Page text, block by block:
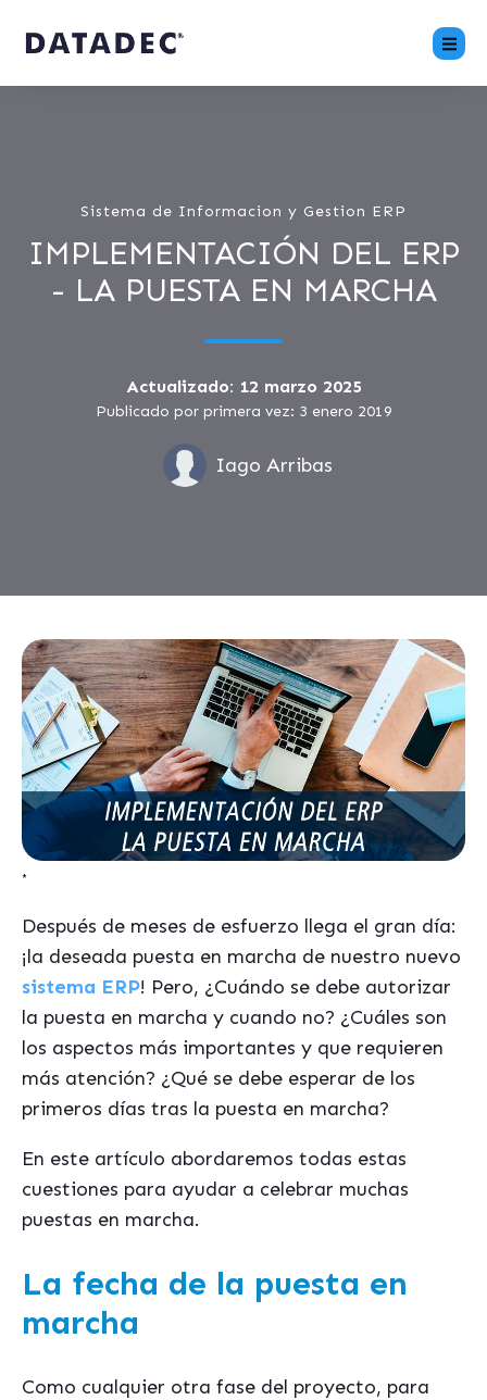
Sistema de Informacion y Gestion ERP
IMPLEMENTACIÓN DEL ERP
- LA PUESTA EN MARCHA
Actualizado: 12 marzo 2025
Publicado por primera vez: 3 enero 2019
Iago Arribas
*
Después de meses de esfuerzo llega el gran día:
¡la deseada puesta en marcha de nuestro nuevo
sistema ERP! Pero, ¿Cuándo se debe autorizar
la puesta en marcha y cuando no? ¿Cuáles son
los aspectos más importantes y que requieren
más atención? ¿Qué se debe esperar de los
primeros días tras la puesta en marcha?
En este artículo abordaremos todas estas
cuestiones para ayudar a celebrar muchas
puestas en marcha.
La fecha de la puesta en
marcha
Como cualquier otra fase del proyecto, para